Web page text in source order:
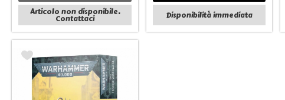
Articolo non disponibile.
Contattaci Disponibilità immediata